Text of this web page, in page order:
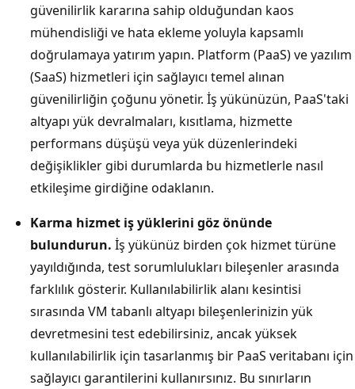
güvenilirlik kararına sahip olduğundan kaos
mühendisliği ve hata ekleme yoluyla kapsamlı
doğrulamaya yatırım yapın. Platform (PaaS) ve yazılım
(SaaS) hizmetleri için sağlayıcı temel alınan
güvenilirliğin çoğunu yönetir. İş yükünüzün, PaaS'taki
altyapı yük devralmaları, kısıtlama, hizmette
performans düşüşü veya yük düzenlerindeki
değişiklikler gibi durumlarda bu hizmetlerle nasıl
etkileşime girdiğine odaklanın.
Karma hizmet iş yüklerini göz önünde
bulundurun. İş yükünüz birden çok hizmet türüne
yayıldığında, test sorumlulukları bileşenler arasında
farklılık gösterir. Kullanılabilirlik alanı kesintisi
sırasında VM tabanlı altyapı bileşenlerinizin yük
devretmesini test edebilirsiniz, ancak yüksek
kullanılabilirlik için tasarlanmış bir PaaS veritabanı için
sağlayıcı garantilerini kullanırsınız. Bu sınırların